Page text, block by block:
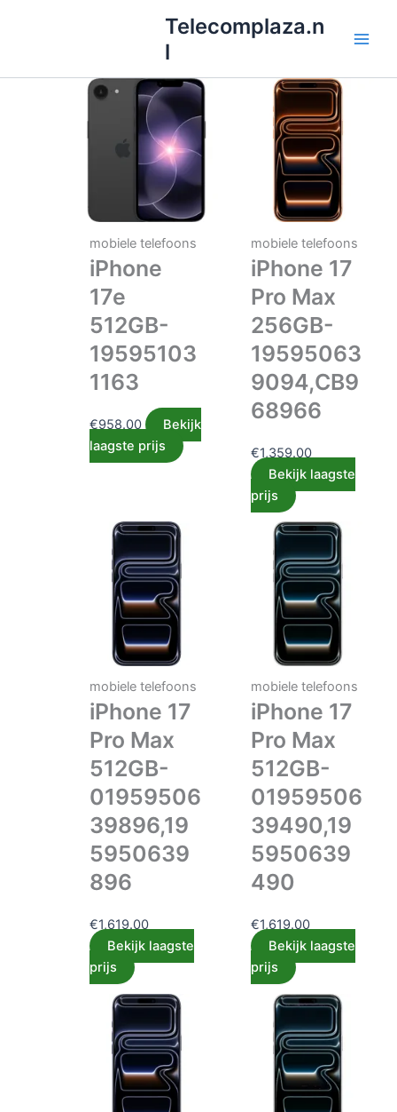
inhoud
Telecomplaza.n
l
mobiele telefoons
iPhone
17e
512GB-
19595103
1163
€958.00
Bekijk
laagste prijs
mobiele telefoons
iPhone 17
Pro Max
256GB-
19595063
9094,CB9
68966
€1,359.00
Bekijk laagste
prijs
mobiele telefoons
iPhone 17
Pro Max
512GB-
01959506
39896,19
5950639
896
€1,619.00
Bekijk laagste
prijs
mobiele telefoons
iPhone 17
Pro Max
512GB-
01959506
39490,19
5950639
490
€1,619.00
Bekijk laagste
prijs